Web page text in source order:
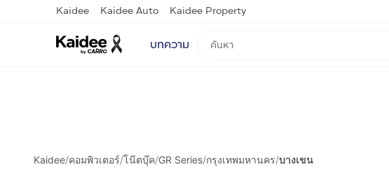
Kaidee Kaidee Auto Kaidee Property
บทความ
Kaidee/คอมพิวเตอร์/โน๊ตบุ๊ค/GR Series/กรุงเทพมหานคร/บางเขน